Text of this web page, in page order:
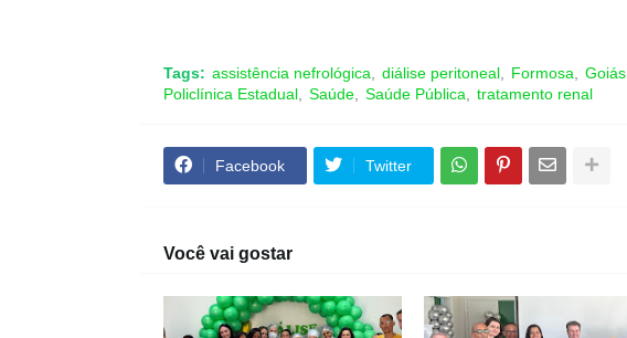
Tags: assistência nefrológica diálise peritoneal Formosa Goiás
Policlínica Estadual
Saúde Saúde Pública tratamento renal
Facebook Twitter
Você vai gostar